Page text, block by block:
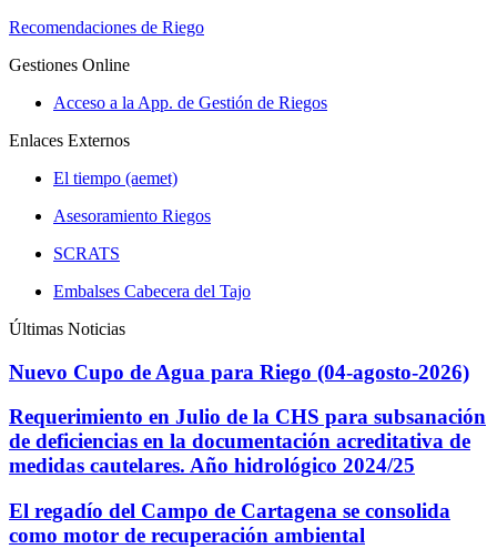
Recomendaciones de Riego
Gestiones Online
Acceso a la App. de Gestión de Riegos
Enlaces Externos
El tiempo (aemet)
Asesoramiento Riegos
SCRATS
Embalses Cabecera del Tajo
Últimas Noticias
Nuevo Cupo de Agua para Riego (04-agosto-2026)
Requerimiento en Julio de la CHS para subsanación
de deficiencias en la documentación acreditativa de
medidas cautelares. Año hidrológico 2024/25
El regadío del Campo de Cartagena se consolida
como motor de recuperación ambiental